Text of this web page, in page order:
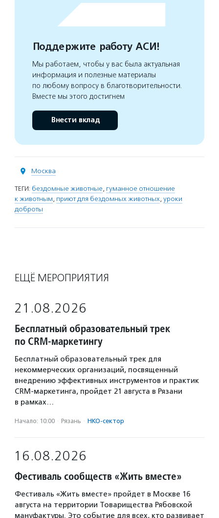
Поддержите работу АСИ!
Мы работаем, чтобы у вас была актуальная
информация и полезные материалы
по любому вопросу в благотворительности.
Вместе мы этого достигнем
Внести вклад
Москва
ТЕГИ: бездомные животные, гуманное отношение
к животным, приют для бездомных животных, уроки
доброты
ЕЩЁ МЕРОПРИЯТИЯ
21.08.2026
Бесплатный образовательный трек
по CRM-маркетингу
Бесплатный образовательный трек для
некоммерческих организаций, посвященный
внедрению эффективных инструментов и практик
CRM-маркетинга, пройдет 21 августа в Рязани
в рамках…
Начало: 10:00 · Рязань · НКО-сектор
16.08.2026
Фестиваль сообществ «Жить вместе»
Фестиваль «Жить вместе» пройдет в Москве 16
августа на территории Товарищества Рябовской
мануфактуры. Это событие для всех, кто развивает